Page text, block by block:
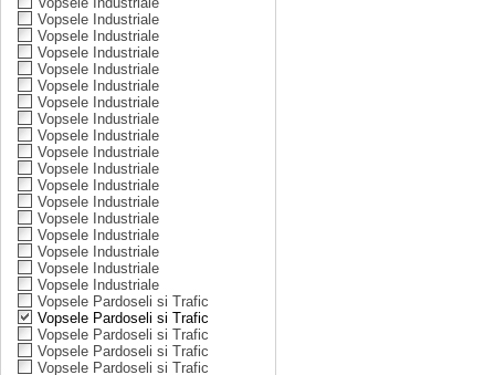
Vopsele Industriale
Vopsele Industriale
Vopsele Industriale
Vopsele Industriale
Vopsele Industriale
Vopsele Industriale
Vopsele Industriale
Vopsele Industriale
Vopsele Industriale
Vopsele Industriale
Vopsele Industriale
Vopsele Industriale
Vopsele Industriale
Vopsele Industriale
Vopsele Industriale
Vopsele Industriale
Vopsele Industriale
Vopsele Pardoseli si Trafic
Vopsele Pardoseli si Trafic
Vopsele Pardoseli si Trafic
Vopsele Pardoseli si Trafic
Vopsele Pardoseli si Trafic